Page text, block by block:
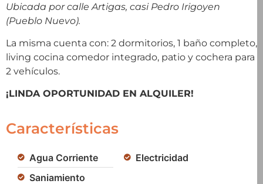
Ubicada por calle Artigas, casi Pedro Irigoyen
(Pueblo Nuevo).
La misma cuenta con: 2 dormitorios, 1 baño completo,
living cocina comedor integrado, patio y cochera para
2 vehículos.
¡LINDA OPORTUNIDAD EN ALQUILER!
Características
Agua Corriente
Electricidad
Saniamiento